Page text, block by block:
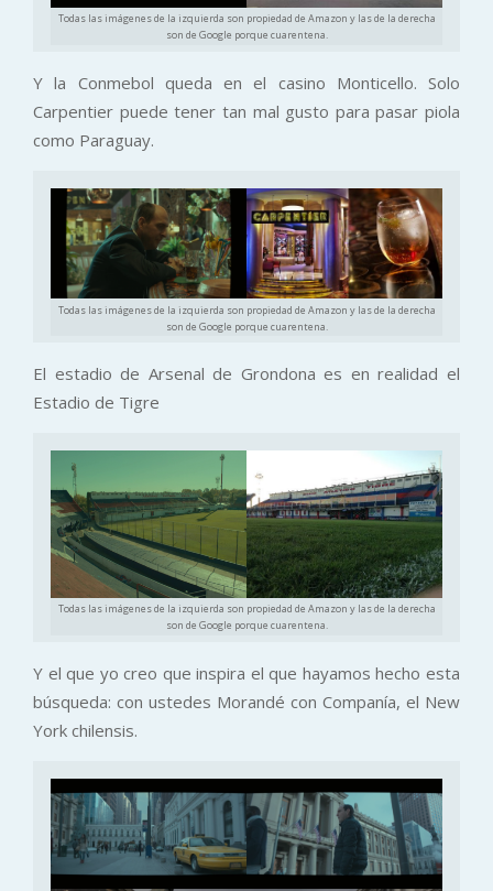
Todas las imágenes de la izquierda son propiedad de Amazon y las de la derecha
son de Google porque cuarentena.
Y la Conmebol queda en el casino Monticello. Solo
Carpentier puede tener tan mal gusto para pasar piola
como Paraguay.
Todas las imágenes de la izquierda son propiedad de Amazon y las de la derecha
son de Google porque cuarentena.
El estadio de Arsenal de Grondona es en realidad el
Estadio de Tigre
Todas las imágenes de la izquierda son propiedad de Amazon y las de la derecha
son de Google porque cuarentena.
Y el que yo creo que inspira el que hayamos hecho esta
búsqueda: con ustedes Morandé con Companía, el New
York chilensis.